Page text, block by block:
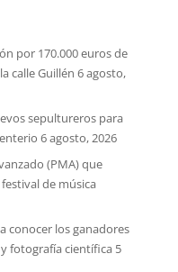
por 170.000 euros de
calle Guillén 6 agosto,
sepultureros para
6 agosto, 2026
(PMA) que
de música
conocer los ganadores
fotografía científica 5